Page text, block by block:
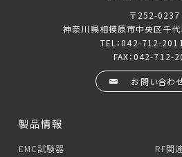
〒252-0237
神奈川県相模原市中央区千
TEL：042-712-2011
FAX：042-712-
お問い合わ
製品情報
EMC試験器
RF関